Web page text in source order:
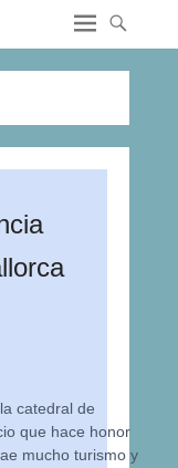
catedral de
que hace honor
mucho turismo y